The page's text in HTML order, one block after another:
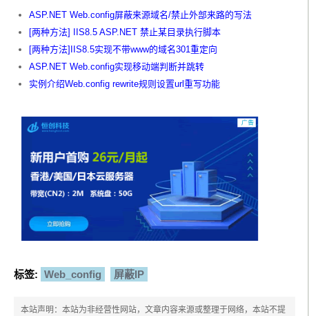
ASP.NET Web.config屏蔽来源域名/禁止外部来路的写法
[两种方法] IIS8.5 ASP.NET 禁止某目录执行脚本
[两种方法]IIS8.5实现不带www的域名301重定向
ASP.NET Web.config实现移动端判断并跳转
实例介绍Web.config rewrite规则设置url重写功能
标签: Web_config 屏蔽IP
本站声明：本站为非经营性网站，文章内容来源或整理于网络，本站不提